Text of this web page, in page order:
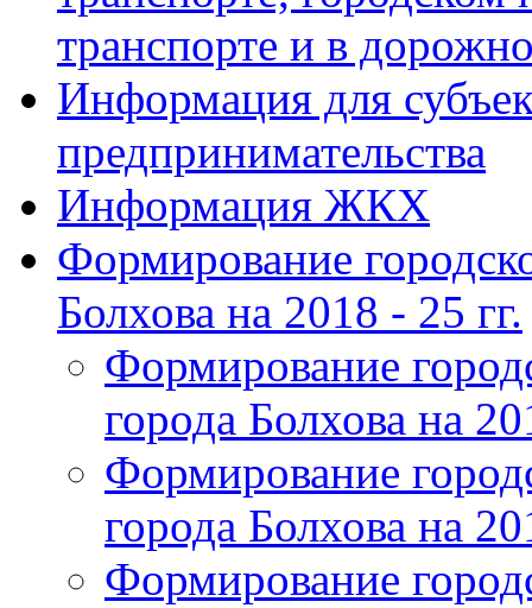
транспорте и в
Информация для
предпринимательства
Информация ЖКХ
Формирование
Болхова на 2018 - 25 гг.
Формирование
города Болхова на
Формирование
города Болхова на
Формирование